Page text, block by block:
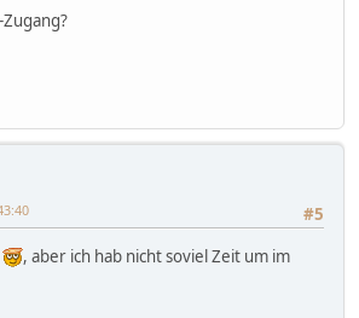
#5
, aber ich hab nicht soviel Zeit um im